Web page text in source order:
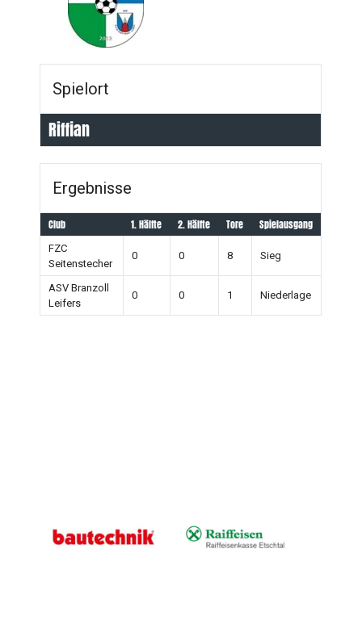
Spielort
Riffian
Ergebnisse
Club 1. Hälfte 2. Hälfte Tore Spielausgang
FZC
Seitenstecher
0 0 8 Sieg
ASV Branzoll
Leifers
0 0 1 Niederlage